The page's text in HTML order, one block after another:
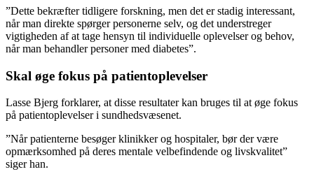
”Dette bekræfter tidligere forskning, men det er stadig interessant,
når man direkte spørger personerne selv, og det understreger
vigtigheden af at tage hensyn til individuelle oplevelser og behov,
når man behandler personer med diabetes”.
Skal øge fokus på patientoplevelser
Lasse Bjerg forklarer, at disse resultater kan bruges til at øge fokus
på patientoplevelser i sundhedsvæsenet.
”Når patienterne besøger klinikker og hospitaler, bør der være
opmærksomhed på deres mentale velbefindende og livskvalitet”
siger han.